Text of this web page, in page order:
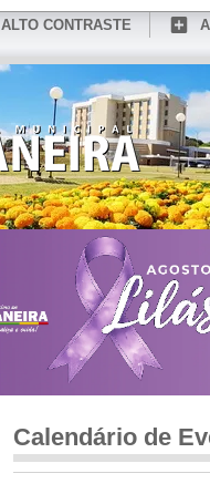
ALTO CONTRASTE
CONHEÇA MEDIANEIRA
Calendário de